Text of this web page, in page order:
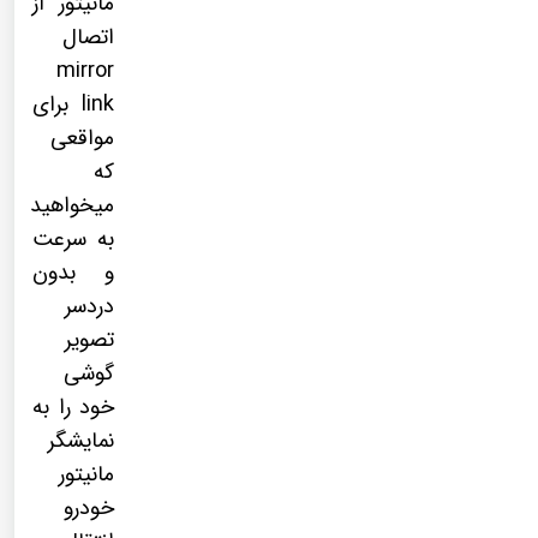
اتصال
mirror
link برای
مواقعی
که
میخواهید
به سرعت
و بدون
دردسر
تصویر
گوشی
خود را به
نمایشگر
مانیتور
خودرو